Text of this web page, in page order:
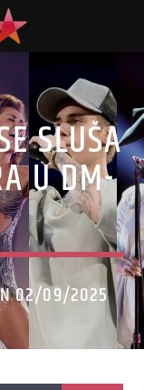
SLUŠA
U DM-
02/09/2025